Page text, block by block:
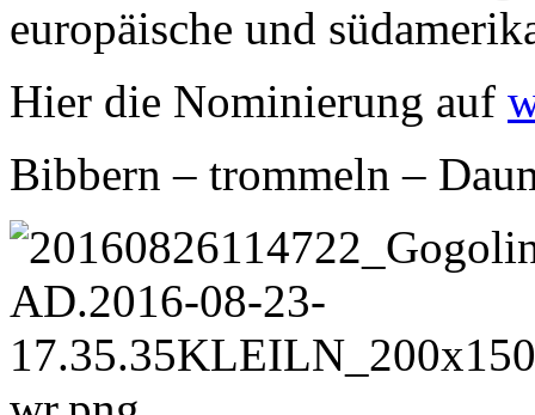
europäische und
Hier die Nominierung auf
Bibbern – trommeln –